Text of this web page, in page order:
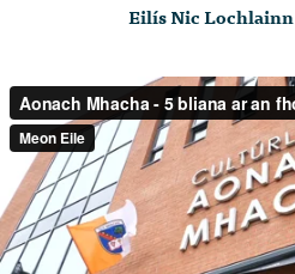
Eilís Nic Lochlainn